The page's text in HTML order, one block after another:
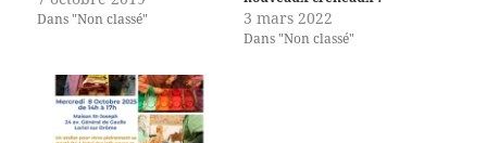
Dans "Non classé" 3 mars 2022
Dans "Non classé"